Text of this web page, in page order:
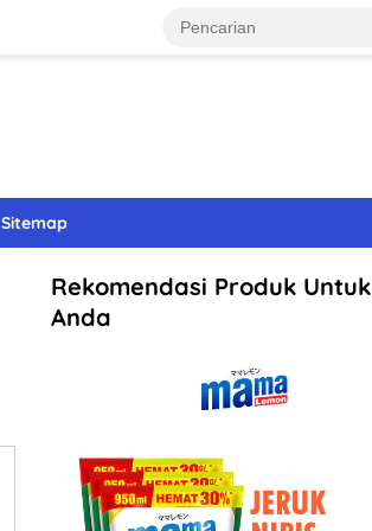
Sitemap
Rekomendasi Produk Untuk
Anda